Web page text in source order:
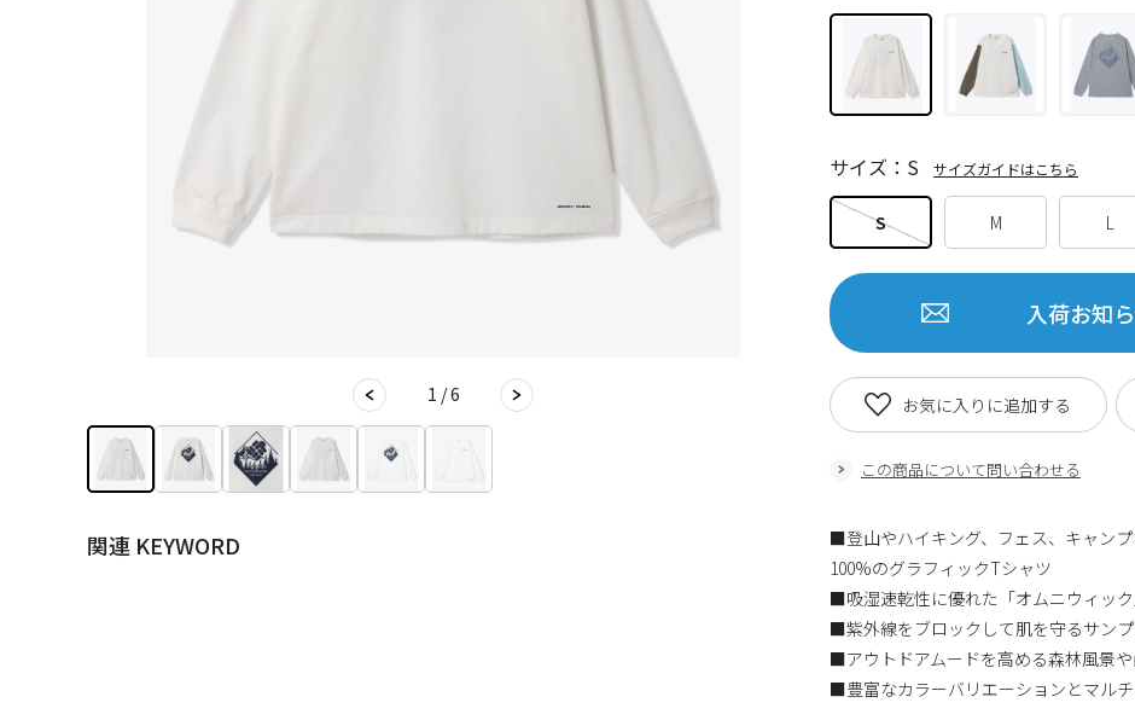
1 / 6
関連 KEYWORD
S M L
サイズ：S サイズガイドはこちら
入荷お知
この商品について問い合わせる
お気に入りに追加する
■登山やハイキング、フェス、キャン
100%のグラフィックTシャツ
■吸湿速乾性に優れた「オムニウィッ
■紫外線をブロックして肌を守るサン
■アウトドアムードを高める森林風景
■豊富なカラーバリエーションとマル